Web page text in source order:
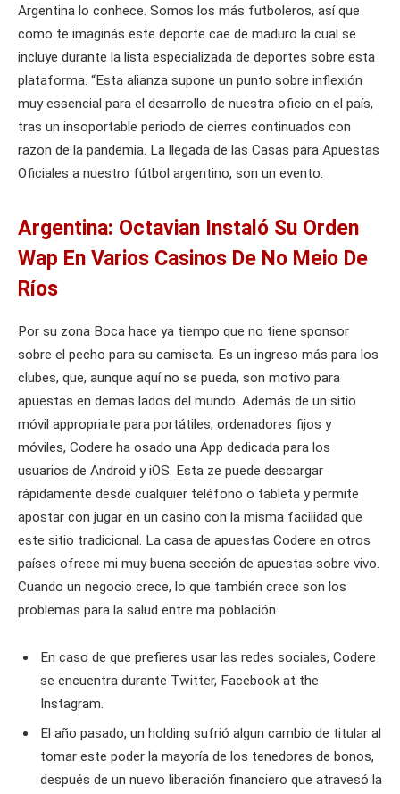
Argentina lo conhece. Somos los más futboleros, así que
como te imaginás este deporte cae de maduro la cual se
incluye durante la lista especializada de deportes sobre esta
plataforma. “Esta alianza supone un punto sobre inflexión
muy essencial para el desarrollo de nuestra oficio en el país,
tras un insoportable periodo de cierres continuados con
razon de la pandemia. La llegada de las Casas para Apuestas
Oficiales a nuestro fútbol argentino, son un evento.
Argentina: Octavian Instaló Su Orden
Wap En Varios Casinos De No Meio De
Ríos
Por su zona Boca hace ya tiempo que no tiene sponsor
sobre el pecho para su camiseta. Es un ingreso más para los
clubes, que, aunque aquí no se pueda, son motivo para
apuestas en demas lados del mundo. Además de un sitio
móvil appropriate para portátiles, ordenadores fijos y
móviles, Codere ha osado una App dedicada para los
usuarios de Android y iOS. Esta ze puede descargar
rápidamente desde cualquier teléfono o tableta y permite
apostar con jugar en un casino con la misma facilidad que
este sitio tradicional. La casa de apuestas Codere en otros
países ofrece mi muy buena sección de apuestas sobre vivo.
Cuando un negocio crece, lo que también crece son los
problemas para la salud entre ma población.
En caso de que prefieres usar las redes sociales, Codere
se encuentra durante Twitter, Facebook at the
Instagram.
El año pasado, un holding sufrió algun cambio de titular al
tomar este poder la mayoría de los tenedores de bonos,
después de un nuevo liberación financiero que atravesó la